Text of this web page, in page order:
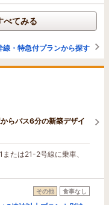
べてみる
・特急付プランから探す
らバス6分の新築デザイ
たは21-2号線に乗車、
その他 食事なし